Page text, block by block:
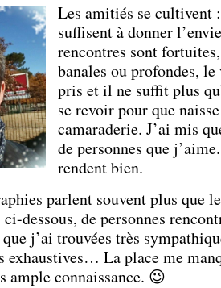
Les amitiés se cultivent
suffisent à donner
rencontres sont
banales ou profondes,
pris et il ne suffit plus
se revoir pour que
camaraderie. J’ai mis
de personnes que
rendent bien.
parlent souvent plus que
dessous, de personnes
j’ai trouvées très
exhaustives… La place me
ample connaissance. 😉